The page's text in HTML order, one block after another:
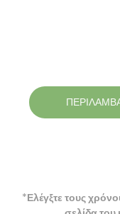
*Ελέγξτε τους